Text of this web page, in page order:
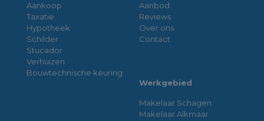
Aankoop
Taxatie
Hypotheek
Schilder
Stucador
Verhuizen
Bouwtechnische keuring
Aanbod
Reviews
Over ons
Contact
Werkgebied
Makelaar Schagen
Makelaar Alkmaar